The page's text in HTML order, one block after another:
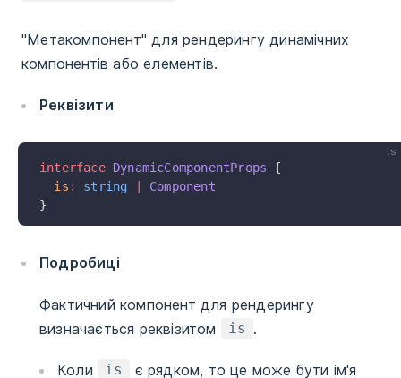
"Метакомпонент" для рендерингу динамічних
компонентів або елементів.
Реквізити
ts
interface DynamicComponentProps {
  is
: string
Component
}
Подробиці
Фактичний компонент для рендерингу
визначається реквізитом
is .
Коли is
є рядком, то це може бути ім'я